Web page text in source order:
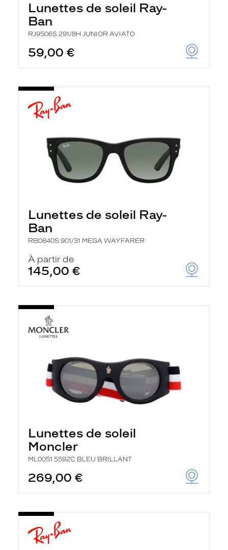
Lunettes de soleil Ray-
Ban
RJ9506S 291/8H JUNIOR AVIATO
59,00 €
Lunettes de soleil Ray-
Ban
RB0840S 901/31 MEGA WAYFARER
À partir de
145,00 €
Lunettes de soleil
Moncler
ML0051 5592C BLEU BRILLANT
269,00 €